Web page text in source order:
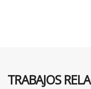
TRABAJOS